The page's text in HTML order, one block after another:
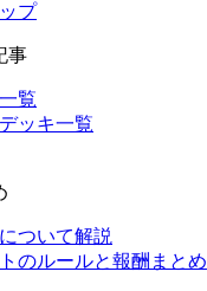
プ
事
覧
ッキ一覧
ついて解説
のルールと報酬まとめ